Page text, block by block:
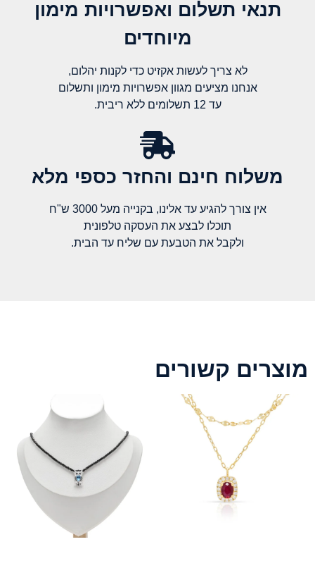
תנאי תשלום ואפשרויות מימון
מיוחדים
לא צריך לעשות אקזיט כדי לקנות יהלום,
אנחנו מציעים מגוון אפשרויות מימון ותשלום
עד 12 תשלומים ללא ריבית.
משלוח חינם והחזר כספי מלא​
אין צורך להגיע עד אלינו, בקנייה מעל 3000 ש"ח
תוכלו לבצע את העסקה טלפונית
ולקבל את הטבעת עם שליח עד הבית.
מוצרים קשורים